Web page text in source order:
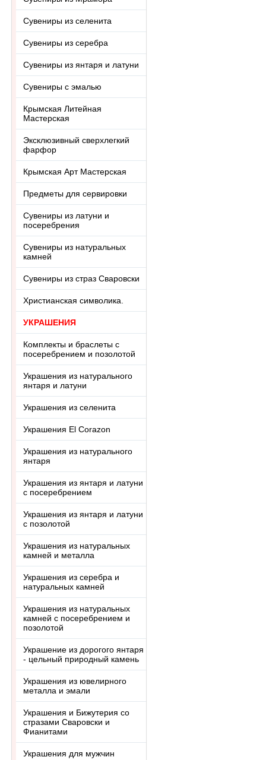
Сувениры из селенита
Сувениры из серебра
Сувениры из янтаря и латуни
Сувениры с эмалью
Крымская Литейная
Мастерская
Эксклюзивный сверхлегкий
фарфор
Крымская Арт Мастерская
Предметы для сервировки
Сувениры из латуни и
посеребрения
Сувениры из натуральных
камней
Сувениры из страз Сваровски
Христианская символика.
УКРАШЕНИЯ
Комплекты и браслеты с
посеребрением и позолотой
Украшения из натурального
янтаря и латуни
Украшения из селенита
Украшения El Corazon
Украшения из натурального
янтаря
Украшения из янтаря и латуни
с посеребрением
Украшения из янтаря и латуни
с позолотой
Украшения из натуральных
камней и металла
Украшения из серебра и
натуральных камней
Украшения из натуральных
камней с посеребрением и
позолотой
Украшение из дорогого янтаря
- цельный природный камень
Украшения из ювелирного
металла и эмали
Украшения и Бижутерия со
стразами Сваровски и
Фианитами
Украшения для мужчин